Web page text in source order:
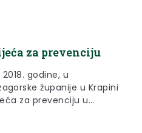
za prevenciju
godine, u
županije u Krapini
za prevenciju u